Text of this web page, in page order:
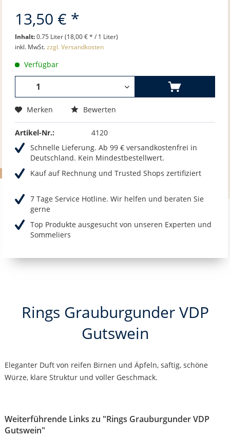
13,50 € *
Inhalt:0.75 Liter (18,00 € * / 1 Liter)
inkl. MwSt.zzgl. Versandkosten
Verfügbar
Merken Bewerten
Artikel-Nr.:
4120
Schnelle Lieferung. Ab 99 € versandkostenfrei in
Deutschland. Kein Mindestbestellwert.
Kauf auf Rechnung und Trusted Shops zertifiziert
7 Tage Service Hotline. Wir helfen und beraten Sie
gerne
Top Produkte ausgesucht von unseren Experten und
Sommeliers
Rings Grauburgunder VDP
Gutswein
Eleganter Duft von reifen Birnen und Äpfeln, saftig, schöne
Würze, klare Struktur und voller Geschmack.
Weiterführende Links zu "Rings Grauburgunder VDP
Gutswein"